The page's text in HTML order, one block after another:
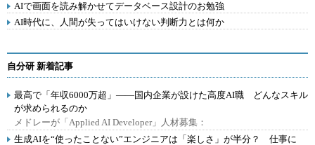
AIで画面を読み解かせてデータベース設計のお勉強
AI時代に、人間が失ってはいけない判断力とは何か
自分研 新着記事
最高で「年収6000万超」――国内企業が設けた高度AI職 どんなスキル
が求められるのか
メドレーが「Applied AI Developer」人材募集：
生成AIを“使ったことない”エンジニアは「楽しさ」が半分？ 仕事に